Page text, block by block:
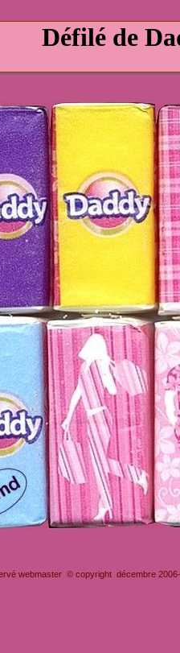
Défilé de
webmaster © copyright décembre